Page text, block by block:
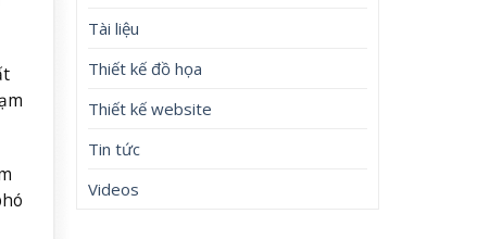
Tài liệu
Thiết kế đồ họa
Thiết kế website
Tin tức
Videos